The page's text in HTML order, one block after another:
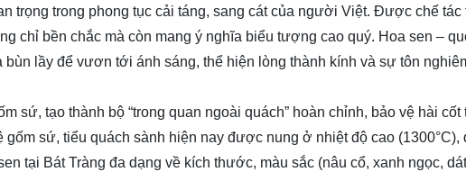
trọng trong phong tục cải táng, sang cát của người Việt. Được chế
chỉ bền chắc mà còn mang ý nghĩa biểu tượng cao quý. Hoa sen –
lầy để vươn tới ánh sáng, thể hiện lòng thành kính và sự tôn
sứ, tạo thành bộ “trong quan ngoài quách” hoàn chỉnh, bảo vệ hài cốt
sứ, tiểu quách sành hiện nay được nung ở nhiệt độ cao (1300°C),
tại Bát Tràng đa dạng về kích thước, màu sắc (nâu cổ, xanh ngọc,